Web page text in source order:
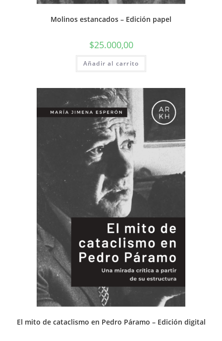
Molinos estancados – Edición papel
$25.000,00
Añadir al carrito
El mito de cataclismo en Pedro Páramo – Edición digital